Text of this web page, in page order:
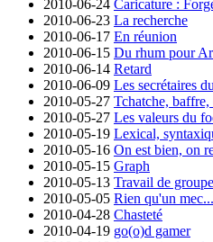
2010-06-24 Caricature :
2010-06-23 La recherche
2010-06-17 En réunion
2010-06-15 Du rhum pour
2010-06-14 Retard
2010-06-09 Les secrétaires
2010-05-27 Tchatche, baffre,
2010-05-27 Les valeurs du
2010-05-19 Lexical,
2010-05-16 On est bien, on
2010-05-15 Graph
2010-05-13 Travail de groupe
2010-05-05 Rien qu'un mec...
2010-04-28 Chasteté
2010-04-19 go(o)d gamer